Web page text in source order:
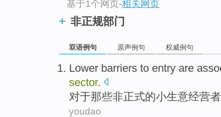
基于1个网页-相关网页
非正规部门
双语例句 原声例句 权威例句
Lower barriers to entry are
sector.
对于那些非正式的小生意经营
youdao